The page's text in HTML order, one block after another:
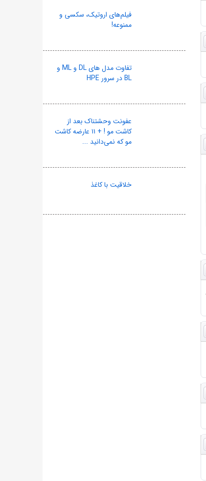
فیلم‌های اروتیک، سکسی و
ممنوعه!
تفاوت مدل های DL و ML و
BL در سرور HPE
عفونت وحشتناک بعد از
کاشت مو ! + ۱۱ عارضه کاشت
مو که نمی‌دانید ...
خلاقیت با کاغذ